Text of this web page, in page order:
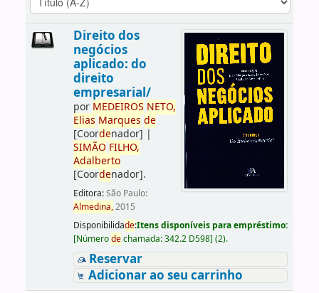
Direito dos
negócios
aplicado: do
direito
empresarial/
por MEDEIROS NETO,
Elias Marques de
[Coordenador] |
SIMÃO FILHO,
Adalberto
[Coordenador].
Editora:São Paulo:
Almedina,2015
Disponibilidade:Itens disponíveis para empréstimo:
[Númerodechamada:342.2 D598] (2).
Reservar
Adicionar ao seu carrinho